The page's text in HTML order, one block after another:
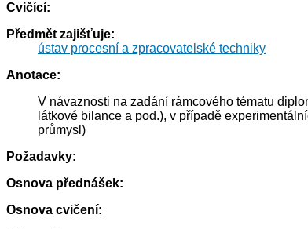
Cvičící:
Předmět zajišťuje:
ústav procesní a zpracovatelské techniky
Anotace:
V návaznosti na zadání rámcového tématu
látkové bilance a pod.), v případě
průmysl)
Požadavky:
Osnova přednášek:
Osnova cvičení: